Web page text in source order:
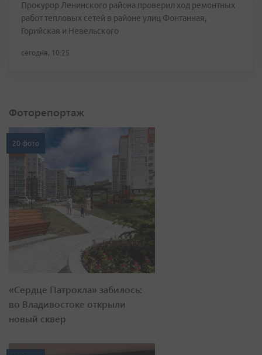
Прокурор Ленинского района проверил ход ремонтных
работ тепловых сетей в районе улиц Фонтанная,
Горийская и Невельского
сегодня, 10:25
Фоторепортаж
20 фото
«Сердце Патрокла» забилось:
во Владивостоке открыли
новый сквер